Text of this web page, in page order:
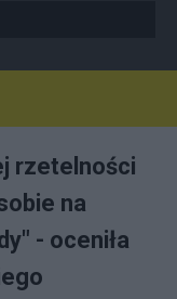
rzetelności
na
- oceniła